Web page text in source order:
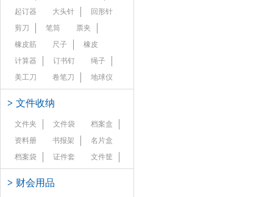
起订器
大头针
回形针
剪刀
笔筒
票夹
橡皮筋
尺子
橡皮
计算器
订书钉
绳子
美工刀
卷笔刀 地球仪
> 文件收纳
文件夹 文件袋
档案盒
资料册
书报架
名片盒
档案袋
证件套 文件筐
> 财会用品